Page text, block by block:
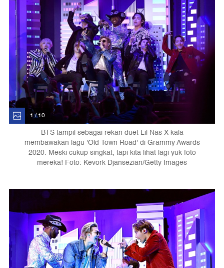
1 / 10
BTS tampil sebagai rekan duet Lil Nas X kala
membawakan lagu 'Old Town Road' di Grammy Awards
2020. Meski cukup singkat, tapi kita lihat lagi yuk foto
mereka! Foto: Kevork Djansezian/Getty Images